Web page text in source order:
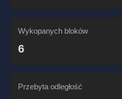
Wykopanych bloków
6
Przebyta odległość